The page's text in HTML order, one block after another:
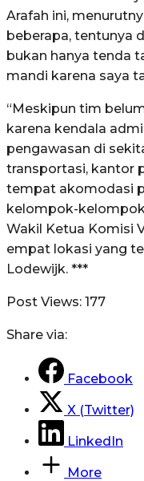
Arafah ini,
beberapa, tentunya
bukan hanya tenda
mandi karena saya
“Meskipun tim
karena kendala
pengawasan di
transportasi, kantor
tempat akomodasi
kelompok-
Wakil Ketua Komisi
empat lokasi yang
Lodewijk. ***
Post Views: 177
Share via:
Facebook
X (Twitter)
LinkedIn
More